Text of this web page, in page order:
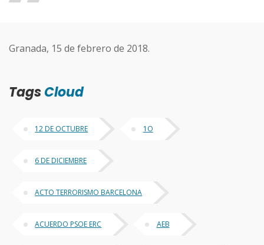
Granada, 15 de febrero de 2018.
TagsCloud
12 DE OCTUBRE 1O
6 DE DICIEMBRE
ACTO TERRORISMO BARCELONA
ACUERDO PSOE ERC AEB